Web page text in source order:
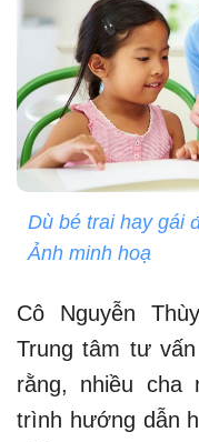
Dù bé trai hay gái
Ảnh minh hoạ
Cô Nguyễn
Trung tâm tư
rằng, nhiều cha
trình hướng dẫn